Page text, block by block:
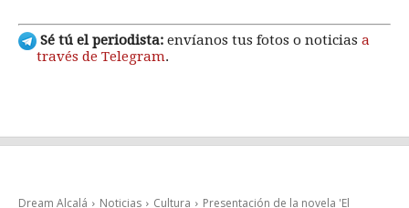
Sé tú el periodista: envíanos tus fotos o noticias a
través de Telegram.